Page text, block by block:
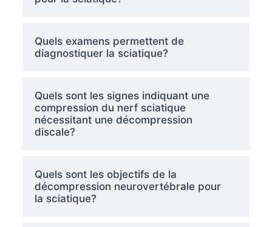
Quels examens permettent de
diagnostiquer la sciatique?
Quels sont les signes indiquant une
compression du nerf sciatique
nécessitant une décompression
discale?
Quels sont les objectifs de la
décompression neurovertébrale pour
la sciatique?